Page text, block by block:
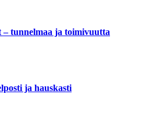
tunnelmaa ja toimivuutta
ja hauskasti